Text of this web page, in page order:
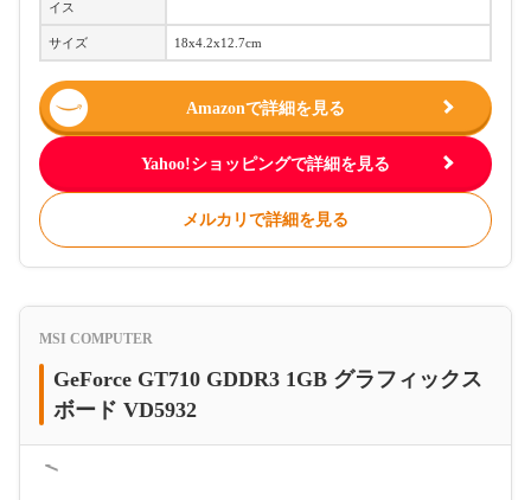
イス
サイズ ‎18x4.2x12.7cm
Amazonで詳細を見る
Yahoo!ショッピングで詳細を見る
メルカリで詳細を見る
MSI COMPUTER
GeForce GT710 GDDR3 1GB グラフィックス
ボード VD5932
＜